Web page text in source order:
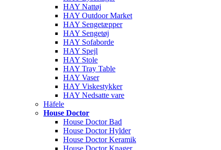
HAY Nattøj
HAY Outdoor Market
HAY Sengetæpper
HAY Sengetøj
HAY Sofaborde
HAY Spejl
HAY Stole
HAY Tray Table
HAY Vaser
HAY Viskestykker
HAY Nedsatte vare
Häfele
House Doctor
House Doctor Bad
House Doctor Hylder
House Doctor Keramik
House Doctor Knager